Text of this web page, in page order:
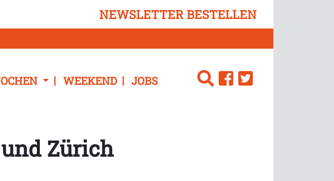
NEWSLETTER BESTELLEN
WEEKEND JOBS
Zürich